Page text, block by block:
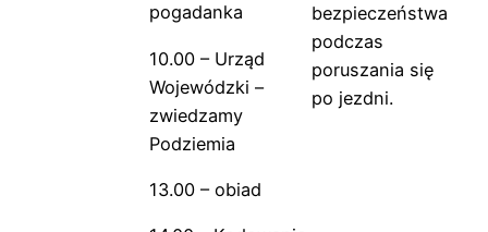
pogadanka
10.00 – Urząd
Wojewódzki –
zwiedzamy
Podziemia
13.00 – obiad
bezpieczeństwa
podczas
poruszania się
po jezdni.